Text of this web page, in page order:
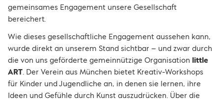
gemeinsames Engagement unsere Gesellschaft
bereichert.
Wie dieses gesellschaftliche Engagement aussehen kann,
wurde direkt an unserem Stand sichtbar – und zwar durch
die von uns geförderte gemeinnützige Organisation little
ART. Der Verein aus München bietet Kreativ-Workshops
für Kinder und Jugendliche an, in denen sie lernen, ihre
Ideen und Gefühle durch Kunst auszudrücken. Über die